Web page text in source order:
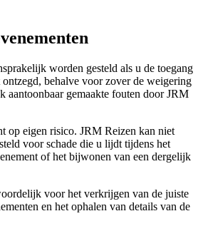
worden gesteld als u de toegang
behalve voor zover de weigering
aantoonbaar gemaakte fouten door JRM
op eigen risico. JRM Reizen kan niet
voor schade die u lijdt tijdens het
of het bijwonen van een dergelijk
voor het verkrijgen van de juiste
en het ophalen van details van de